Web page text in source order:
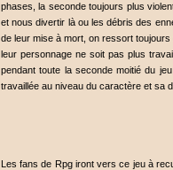
phases, la seconde toujours plus
et nous divertir là ou les débris des
de leur mise à mort, on ressort
leur personnage ne soit pas plus
pendant toute la seconde moitié du
travaillée au niveau du caractère et sa
Les fans de Rpg iront vers ce jeu à